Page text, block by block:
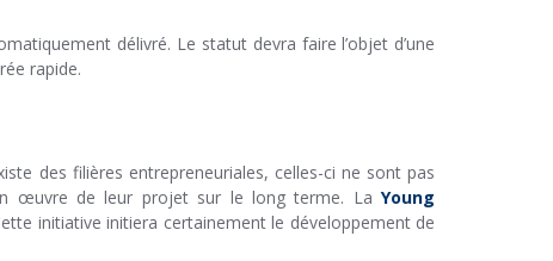
délivré. Le statut devra faire l’objet d’une
rapide.
des filières entrepreneuriales, celles-ci ne sont pas
en œuvre de leur projet sur le long terme. LaYoung
initiative initiera certainement le développement de